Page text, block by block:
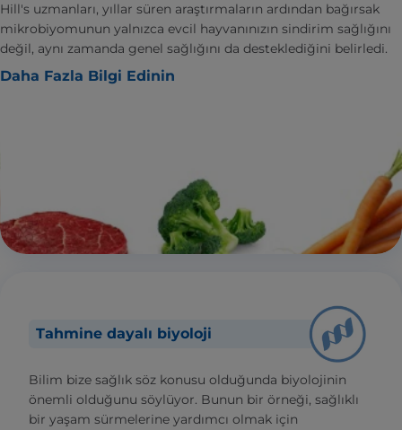
Hill's uzmanları, yıllar süren araştırmaların ardından bağırsak
mikrobiyomunun yalnızca evcil hayvanınızın sindirim sağlığını
değil, aynı zamanda genel sağlığını da desteklediğini belirledi.
Daha Fazla Bilgi Edinin
Tahmine dayalı biyoloji
Bilim bize sağlık söz konusu olduğunda biyolojinin
önemli olduğunu söylüyor. Bunun bir örneği, sağlıklı
bir yaşam sürmelerine yardımcı olmak için